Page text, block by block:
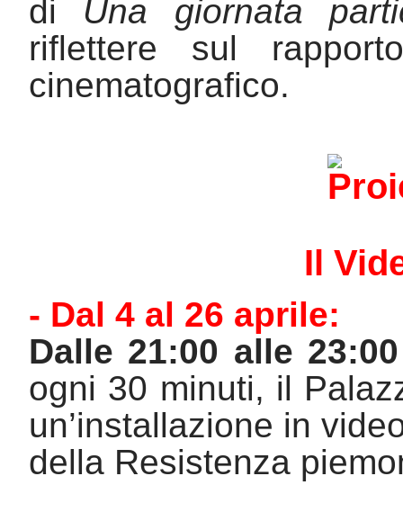
di Una giornata
riflettere sul
cinematografico.
Il
- Dal 4 al 26 aprile:
Dalle 21:00 alle 23:00
ogni 30 minuti, il
un’installazione in
della Resistenza